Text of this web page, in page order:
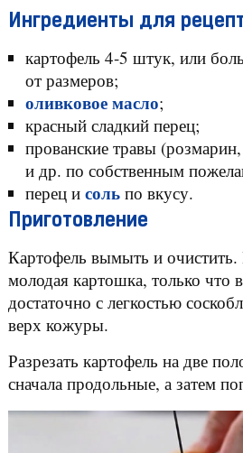
Ингредиенты для
картофель 4-5 штук, или
от размеров;
оливковое масло;
красный сладкий перец;
прованские травы
и др. по собственным
перец и сольпо вкусу.
Приготовление
Картофель вымыть и очистить.
молодая картошка, только что
достаточно с легкостью
верх кожуры.
Разрезать картофель на две
сначала продольные, а затем